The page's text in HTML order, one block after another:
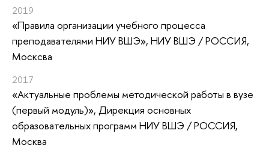
2019
«Правила организации учебного процесса
преподавателями НИУ ВШЭ», НИУ ВШЭ / РОССИЯ,
Москсва
2017
«Актуальные проблемы методической работы в вузе
(первый модуль)», Дирекция основных
образовательных программ НИУ ВШЭ / РОССИЯ,
Москва